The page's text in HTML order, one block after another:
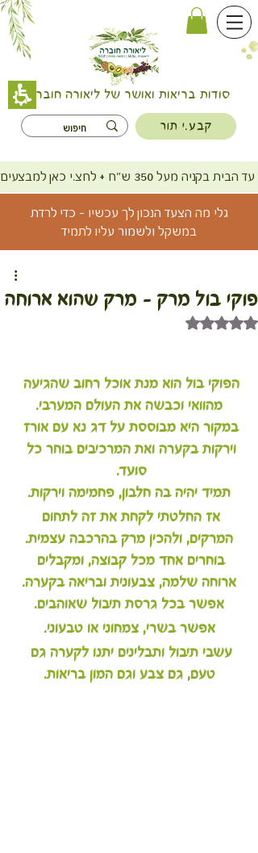
סודות בריאות ואושר של ליאורה חוברה
קבע.י תור
ש"ח + לחצ.י כאן למבצעים
גלי מה הצעד הנכון לך עכשיו - כדי לרדת
במשקל ולשמור עליו לתמיד
פוקי בול מרק - מרק שהוא ארוחה
דירוג של NaN מתוך 5 כוכבים
הפוקי בול הוא מנת אוכל רחוב שהגיעה
מהוואי וכבשה את העולם המערבי.
במקור היא מבוססת על דג נא עם אורז
וירקות בקערה ואת המרכיבים בוחר כל
סועד.
תמיד יהיה בה חלבון, פחמימה וירקות.
אז החלטתי לקחת את זה לתחום
המרקים, ולהכין מרק בהרכבה עצמית.
בוחרים אחד מכל קבוצה, ומקבלים
ארוחה שלמה, צבעונית ובריאה בקערה.
אפשר בכל גרסת תיבול שאוהבים.
אפשר בשרי, צמחוני או טבעוני.
עשבי תיבול ותבלינים יתנו לקערה גם
טעם, גם צבע וגם המון בריאות.